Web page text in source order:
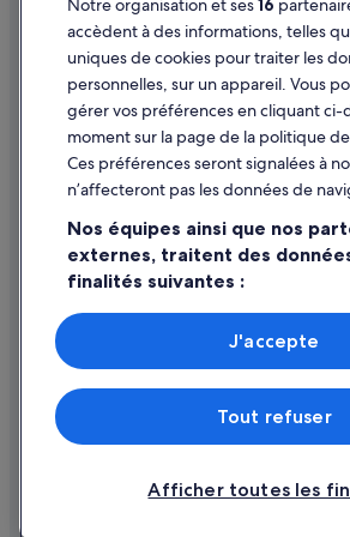
Directives de contenu et signalement de
Aide
Assistance
Modifier ou annuler votre réservation
Réserver un vol en utilisant un crédit de la
Documents de voyage internationaux
Expedia Inc. n'est pas responsable du
© 2026 Expedia, Inc., une entreprise d’Expedia
réservés. Expedia et le logo Expedia sont des
Notre organisation et ses16
accèdent à des informations, telles
uniques de cookies pour traiter les
personnelles, sur un appareil. Vous
gérer vos préférences en cliquant ci-
moment sur la page de la politique
Ces préférences seront signalées à
n’affecteront pas les données de
Nos équipes ainsi que nos
externes, traitent des
finalités suivantes :
Utiliser des données de géolocalisation
activement les caractéristiques de
l’identification. Stocker et/ou accéder à
mesure de performance des publicités
études d’audience et développement de
Liste de nos partenaires
Afficher toutes les
Tout refuser
J'accepte